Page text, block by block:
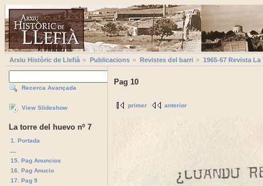
Arxiu Històric de Llefià Publicacions Revistes del barri 1965-67 Revista
Recerca Avançada
View Slideshow
La torre del huevo nº 7
1. Portada
15. Pag Anuncios
16. Pag Anucio
17. Pag 9
Pag 10
primer anterior